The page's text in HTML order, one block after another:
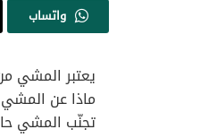
واتساب
يعتبر المشي
ماذا عن
تجنّب المشي